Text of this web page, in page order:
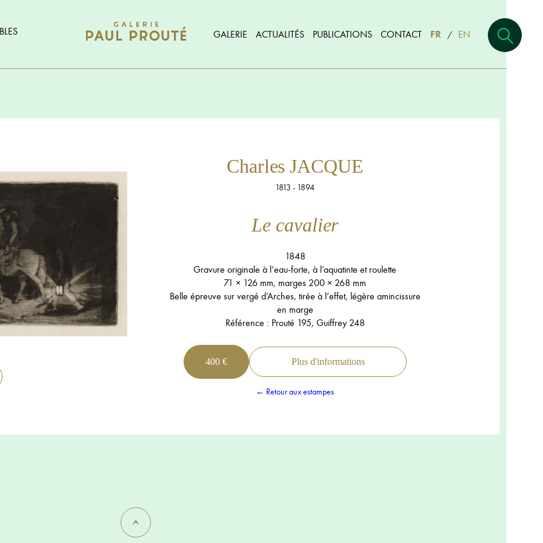
GALERIE ACTUALITÉS PUBLICATIONS CONTACT FR / EN
Charles JACQUE
1813 - 1894
Le cavalier
1848
Gravure originale à l’eau-forte, à l’aquatinte et roulette
71 × 126 mm, marges 200 × 268 mm
Belle épreuve sur vergé d’Arches, tirée à l’effet, légère amincissure
en marge
Référence : Prouté 195, Guiffrey 248
400 € Plus d'informations
← Retour aux estampes